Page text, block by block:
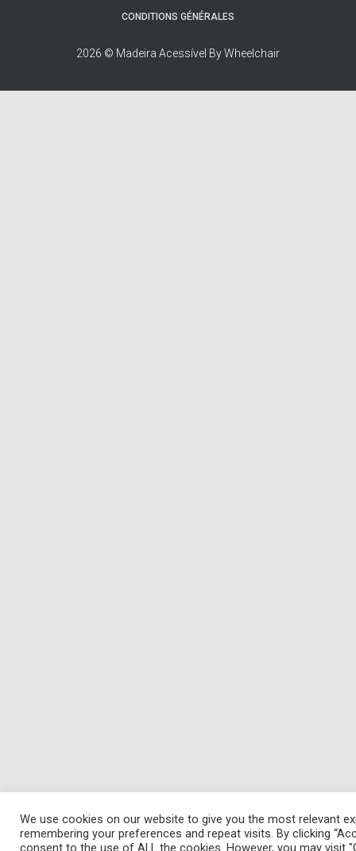
CONDITIONS GÉNÉRALES
2026 © Madeira Acessível By Wheelchair
We use cookies on our website to give you the most relevant
remembering your preferences and repeat visits. By clicking
consent to the use of ALL the cookies. However, you may visit